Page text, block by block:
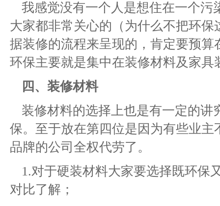
我感觉没有一个人是想住在一个
大家都非常关心的（为什么不把环
据装修的流程来呈现的，肯定要预
环保主要就是集中在装修材料及家具
四、装修材料
装修材料的选择上也是有一定的
保。至于放在第四位是因为有些业
品牌的公司全权代劳了。
1.对于硬装材料大家要选择既环保
对比了解；